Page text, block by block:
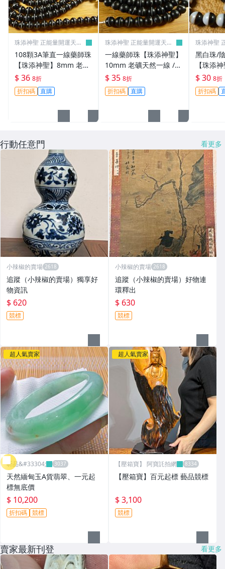
珠添神聖 正能量開運天珠
108顆3A筆直一線藥師珠
【珠添神聖】8mm 老礦
天然一線紋/ 藥師珠 圓線
珠/配珠/隔珠/串珠
$ 36 8折
折扣碼 直購
珠添神聖 正能量開運天珠
一線藥師珠【珠添神聖】
10mm 老礦天然一線 /一
線紋/ 藥師珠 圓線珠/配
珠/隔珠/串珠 零售
$ 35 8折
折扣碼 直購
珠添神聖
黑白珠/
【珠添
天然圓線珠 DIY
珠/隔珠/
$ 30 8折
折扣碼
行動任意門 看更多
小辣椒的賣場
追蹤（小辣椒的賣場）獨享好
物資訊
$ 620
競標
小辣椒的賣場
追蹤（小辣椒的賣場）好物連
環釋出
$ 630
競標
超人氣賣家
昕品&#33304;
天然緬甸玉A貨翡翠、一元起
標無底價
$ 10,200
折扣碼 競標
超人氣賣家
【壓箱寶】 阿寶託拍網
【壓箱寶】百元起標 藝品競標
$ 3,100
競標
賣家最新刊登 看更多